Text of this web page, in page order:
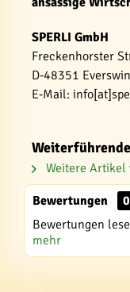
SPERLI GmbH
Freckenhorster
D-48351
E-Mail:
Weitere Artikel
Bewertungen
0
Bewertungen
mehr